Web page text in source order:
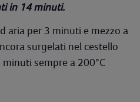
in 14 minuti.
aria per 3 minuti e mezzo a
surgelati nel cestello
sempre a 200°C